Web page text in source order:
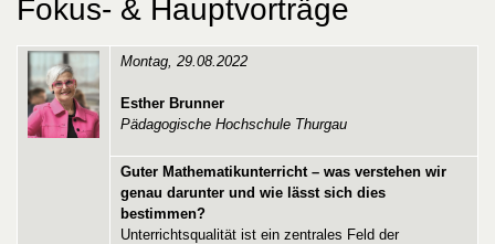
Fokus- & Hauptvorträge
Montag, 29.08.2022
Esther Brunner
Pädagogische Hochschule Thurgau
Guter Mathematikunterricht – was verstehen wir
genau darunter und wie lässt sich dies
bestimmen?
Unterrichtsqualität ist ein zentrales Feld der